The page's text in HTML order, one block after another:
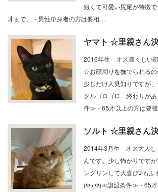
才まで。・男性単身者の方は要相…
2016年生 オス凛々しい
☆お顔周りを撫でられる
少しだけ人見知りですが
グルゴロゴロ…終わりが
件≫・65才以上の方は要
2014年3月生 オス大人し
んです。少し怖がりです
ングリンして大喜び♪もふ
(ΦωΦ)≪譲渡条件≫・65才
談。・単身者の方は要相